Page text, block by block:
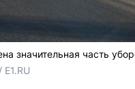
значительная часть